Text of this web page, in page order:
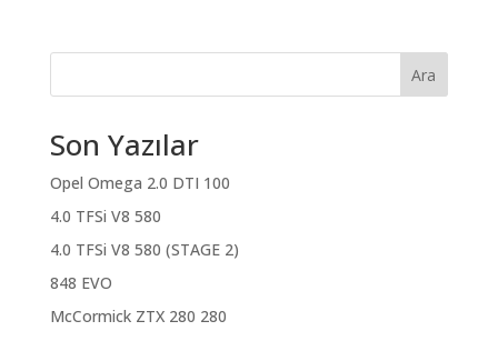
Ara
Son Yazılar
Opel Omega 2.0 DTI 100
4.0 TFSi V8 580
4.0 TFSi V8 580 (STAGE 2)
848 EVO
McCormick ZTX 280 280